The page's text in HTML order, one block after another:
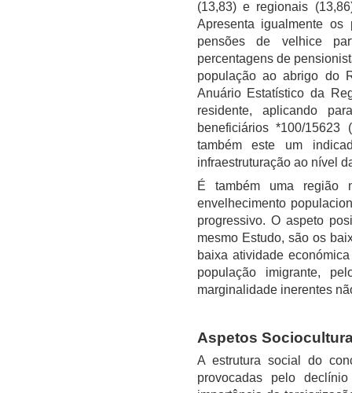
(13,83) e regionais
Apresenta igualmente
pensões de velhice
percentagens de
população ao abrigo do
Anuário Estatístico da
residente, aplicando
beneficiários *100/
também este um
infraestruturação ao nível
É também uma região
envelhecimento
progressivo. O aspeto
mesmo Estudo, são os
baixa atividade
população imigrante,
marginalidade inerentes
Aspetos
A estrutura social do
provocadas pelo